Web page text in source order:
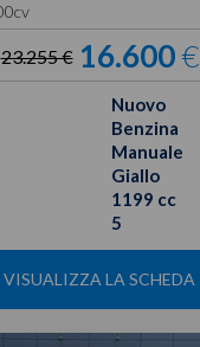
23.255 € 16.600€
Nuovo
Benzina
Manuale
Giallo
1199 cc
5
VISUALIZZA LA SCHEDA